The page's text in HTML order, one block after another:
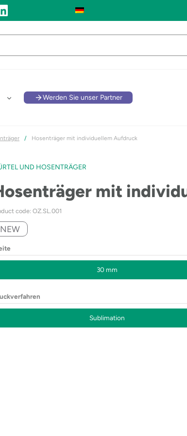
Werden Sie unser Partner
/ Hosenträger mit individuellem Aufdruck
UND HOSENTRÄGER
mit
code: OZ.SL.001
NEW
30 mm
Sublimation